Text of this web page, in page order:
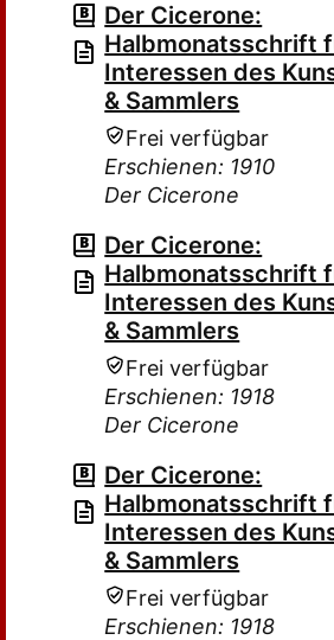
Der Cicerone:
Halbmonatsschrift
Interessen des
& Sammlers
Frei verfügbar
Erschienen: 1910
Der Cicerone
Der Cicerone:
Halbmonatsschrift
Interessen des
& Sammlers
Frei verfügbar
Erschienen: 1918
Der Cicerone
Der Cicerone:
Halbmonatsschrift
Interessen des
& Sammlers
Frei verfügbar
Erschienen: 1918